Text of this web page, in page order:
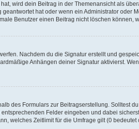
wird dein Beitrag in der Themenansicht als
hat oder wenn ein Administrator oder
Benutzer einen Beitrag nicht löschen können,
Nachdem du die Signatur erstellt und
Anhängen deiner Signatur aktivierst.
des Formulars zur Beitragserstellung. Solltest
Felder eingeben und dabei
welches Zeitlimit für die Umfrage gilt (0